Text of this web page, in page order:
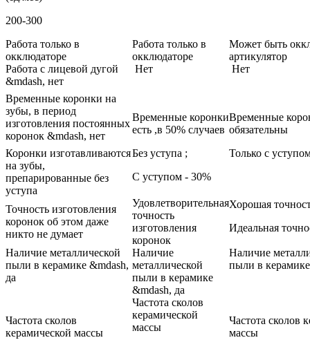
200-300
Работа только в
окклюдаторе
Работа только в
окклюдаторе
Может быть
артикулятор
Работа с лицевой дугой
&mdash, нет
Нет Нет
Временные коронки на
зубы, в период
изготовления постоянных
коронок &mdash, нет
Временные коронки
есть ,в 50% случаев
Временные
обязательны
Коронки изготавливаются
на зубы,
препарированные без
уступа
Без уступа ;
С уступом - 30%
Только с
Точность изготовления
коронок об этом даже
никто не думает
Удовлетворительная
точность
изготовления
коронок
Хорошая
Идеальная
Наличие металлической
пыли в керамике &mdash,
да
Наличие
металлической
пыли в керамике
&mdash, да
Наличие
пыли в
Частота сколов
керамической массы
Частота сколов
керамической
массы
Частота сколов
массы